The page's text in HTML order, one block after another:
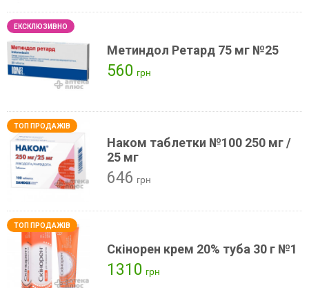
Метиндол Ретард 75 мг №25
560 грн
Наком таблетки №100 250 мг /
25 мг
646 грн
Скінорен крем 20% туба 30 г №1
1310 грн